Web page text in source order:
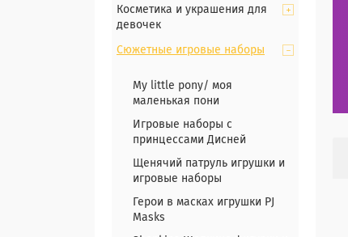
Косметика и украшения для
девочек
Сюжетные игровые наборы
My little pony/ моя
маленькая пони
Игровые наборы с
принцессами Дисней
Щенячий патруль игрушки и
игровые наборы
Герои в масках игрушки PJ
Masks